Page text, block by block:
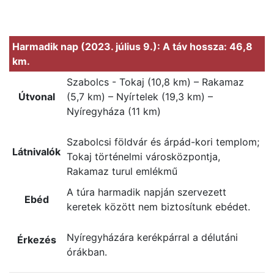
Harmadik nap (2023. július 9.): A táv hossza: 46,8
km.
Útvonal
Szabolcs - Tokaj (10,8 km) – Rakamaz
(5,7 km) – Nyírtelek (19,3 km) –
Nyíregyháza (11 km)
Látnivalók
Szabolcsi földvár és árpád-kori templom;
Tokaj történelmi városközpontja,
Rakamaz turul emlékmű
Ebéd
A túra harmadik napján szervezett
keretek között nem biztosítunk ebédet.
Érkezés
Nyíregyházára kerékpárral a délutáni
órákban.